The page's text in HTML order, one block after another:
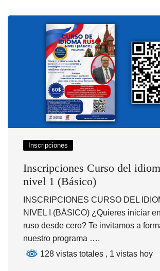
Inscripciones
Inscripciones Curso del
nivel 1 (Básico)
INSCRIPCIONES CURSO DEL
NIVEL I (BÁSICO) ¿Quieres iniciar
ruso desde cero? Te invitamos a
nuestro programa ….
128 vistas totales , 1 vistas hoy